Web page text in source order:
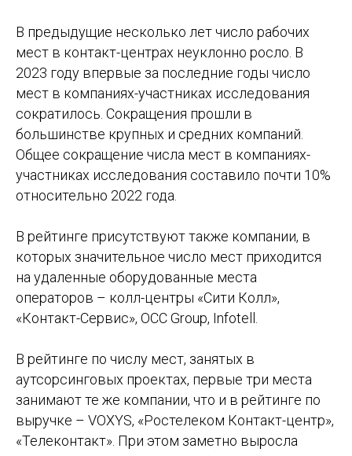
В предыдущие несколько лет число рабочих
мест в контакт-центрах неуклонно росло. В
2023 году впервые за последние годы число
мест в компаниях-участниках исследования
сократилось. Сокращения прошли в
большинстве крупных и средних компаний.
Общее сокращение числа мест в компаниях-
участниках исследования составило почти 10%
относительно 2022 года.
В рейтинге присутствуют также компании, в
которых значительное число мест приходится
на удаленные оборудованные места
операторов – колл-центры «Сити Колл»,
«Контакт-Сервис», OCC Group, Infotell.
В рейтинге по числу мест, занятых в
аутсорсинговых проектах, первые три места
занимают те же компании, что и в рейтинге по
выручке – VOXYS, «Ростелеком Контакт-центр»,
«Телеконтакт». При этом заметно выросла